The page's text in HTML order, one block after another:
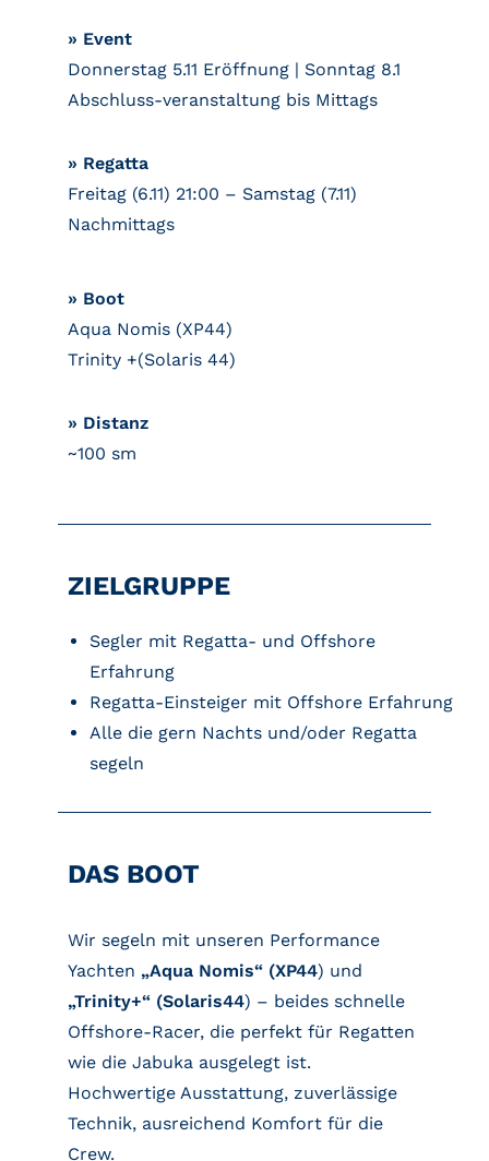
» Event
Donnerstag 5.11 Eröffnung | Sonntag 8.1
Abschluss-veranstaltung bis Mittags
» Regatta
Freitag (6.11) 21:00 – Samstag (7.11)
Nachmittags
» Boot
Aqua Nomis (XP44)
Trinity +(Solaris 44)
» Distanz
~100 sm
ZIELGRUPPE
Segler mit Regatta- und Offshore
Erfahrung
Regatta-Einsteiger mit Offshore Erfahrung
Alle die gern Nachts und/oder Regatta
segeln
DAS BOOT
Wir segeln mit unseren Performance
Yachten „Aqua Nomis“ (XP44) und
„Trinity+“ (Solaris44) – beides schnelle
Offshore-Racer, die perfekt für Regatten
wie die Jabuka ausgelegt ist.
Hochwertige Ausstattung, zuverlässige
Technik, ausreichend Komfort für die
Crew.